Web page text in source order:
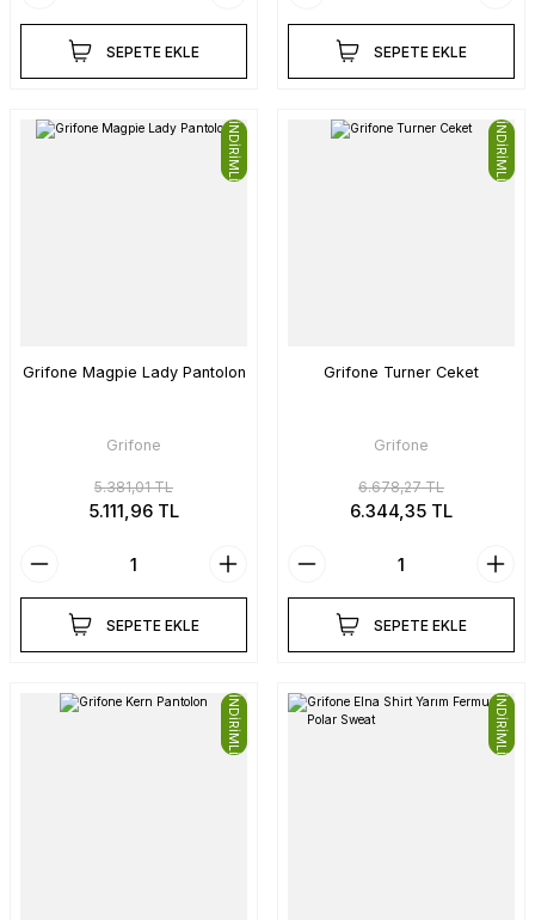
SEPETE EKLE SEPETE EKLE
İNDİRİMLİ
Grifone Magpie Lady Pantolon
Grifone
5.381,01 TL
5.111,96 TL
SEPETE EKLE
İNDİRİMLİ
Grifone Turner Ceket
Grifone
6.678,27 TL
6.344,35 TL
SEPETE EKLE
İNDİRİMLİ İNDİRİMLİ